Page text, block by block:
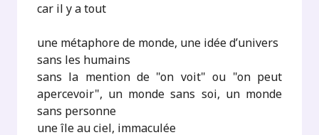
car il y a tout
une métaphore de monde, une idée d’univers
sans les humains
sans la mention de "on voit" ou "on peut
apercevoir", un monde sans soi, un monde
sans personne
une île au ciel, immaculée